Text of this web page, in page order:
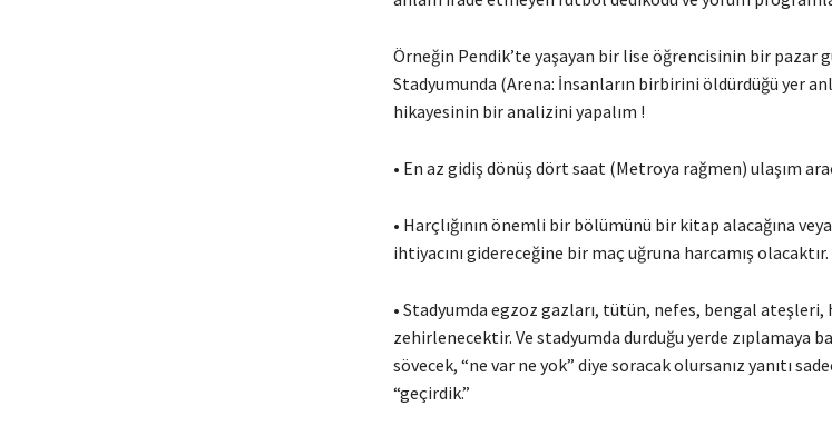
Örneğin Pendik’te yaşayan bir lise öğrencisinin bir pazar
Stadyumunda (Arena: İnsanların birbirini öldürdüğü yer
hikayesinin bir analizini yapalım !
• En az gidiş dönüş dört saat (Metroya rağmen) ulaşım
• Harçlığının önemli bir bölümünü bir kitap alacağına
ihtiyacını gidereceğine bir maç uğruna harcamış olacaktır.
• Stadyumda egzoz gazları, tütün, nefes, bengal
zehirlenecektir. Ve stadyumda durduğu yerde zıplamaya
sövecek, “ne var ne yok” diye soracak olursanız yanıtı
“geçirdik.”